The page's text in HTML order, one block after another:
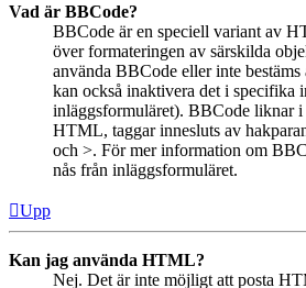
Vad är BBCode?
BBCode är en speciell variant av
över formateringen av särskilda
använda BBCode eller inte
kan också inaktivera det i specifika
inläggsformuläret). BBCode liknar
HTML, taggar innesluts av
och >. För mer information om
nås från inläggsformuläret.
Upp
Kan jag använda HTML?
Nej. Det är inte möjligt att posta